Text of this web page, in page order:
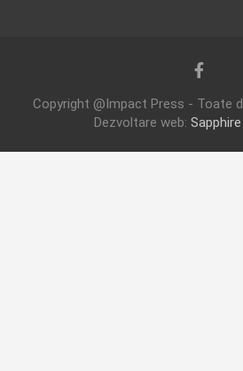
Copyright @Impact Press - Toate
Dezvoltare web: